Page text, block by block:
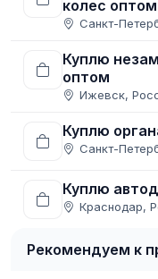
колес оптом
Санкт-
Куплю
оптом
Ижевск,
Куплю
Санкт-
Куплю
Краснодар,
Рекомендуем к